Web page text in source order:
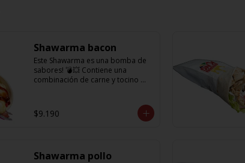
Shawarma bacon
Este Shawarma es una bomba de
sabores! 💣💥 Contiene una
combinación de carne y tocino
y la exquisita salsa BBQ
$9.190
Shawarma pollo